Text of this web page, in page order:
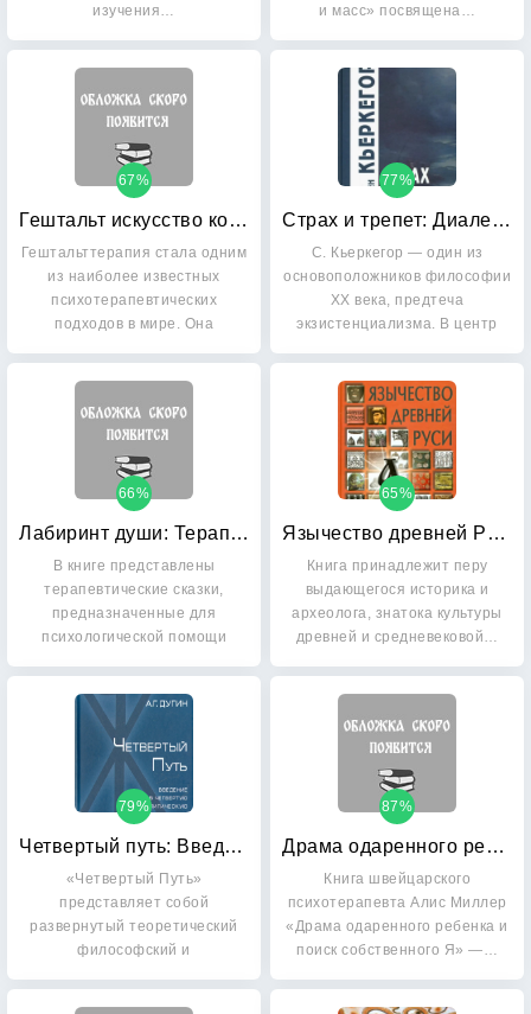
изучения…
и масс» посвящена…
Гештальт искусство контакта
67%
Гештальттерапия стала одним
из наиболее известных
психотерапевтических
подходов в мире. Она
Страх и трепет: Диалектическая лирика Иоханнеса де Силенцио
77%
С. Кьеркегор — один из
основоположников философии
XX века, предтеча
экзистенциализма. В центр
Лабиринт души: Терапевтические сказки
66%
В книге представлены
терапевтические сказки,
предназначенные для
психологической помощи
Язычество древней Руси
65%
Книга принадлежит перу
выдающегося историка и
археолога, знатока культуры
древней и средневековой…
Четвертый путь: Введение в четвертую политическую теорию
79%
«Четвертый Путь»
представляет собой
развернутый теоретический
философский и
Драма одаренного ребенка и поиск собственного Я
87%
Книга швейцарского
психотерапевта Алис Миллер
«Драма одаренного ребенка и
поиск собственного Я» —…